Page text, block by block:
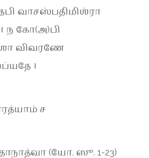
வாசஸ்பதிமிஶ்ரா
ந கோ(அ)பி
விவரணே
।
ச
(யோ. ஸூ. 1-23)